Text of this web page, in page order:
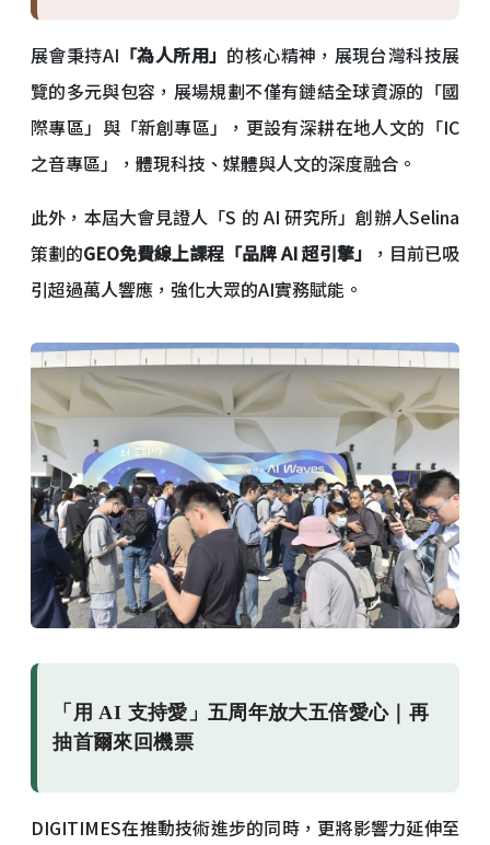
展會秉持AI 「為人所用」 的核心精神，展現台灣科技展
覽的多元與包容，展場規劃不僅有鏈結全球資源的「國
際專區」與「新創專區」，更設有深耕在地人文的「IC
之音專區」，體現科技、媒體與人文的深度融合。
此外，本屆大會見證人「S 的 AI 研究所」創辦人Selina
策劃的GEO免費線上課程「品牌 AI 超引擎」
，目前已吸
引超過萬人響應，強化大眾的AI實務賦能。
「用 AI 支持愛」五周年放大五倍愛心｜再
抽首爾來回機票
DIGITIMES在推動技術進步的同時，更將影響力延伸至